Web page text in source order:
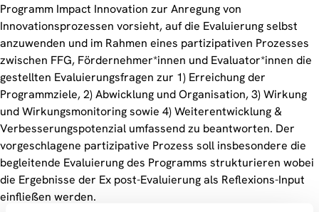
Programm Impact Innovation zur Anregung von
Innovationsprozessen vorsieht, auf die Evaluierung selbst
anzuwenden und im Rahmen eines partizipativen Prozesses
zwischen FFG, Fördernehmer*innen und Evaluator*innen die
gestellten Evaluierungsfragen zur 1) Erreichung der
Programmziele, 2) Abwicklung und Organisation, 3) Wirkung
und Wirkungsmonitoring sowie 4) Weiterentwicklung &
Verbesserungspotenzial umfassend zu beantworten. Der
vorgeschlagene partizipative Prozess soll insbesondere die
begleitende Evaluierung des Programms strukturieren wobei
die Ergebnisse der Ex post-Evaluierung als Reflexions-Input
einfließen werden.